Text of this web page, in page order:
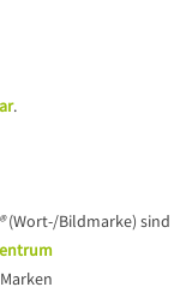
.
(Wort-/Bildmarke) sind